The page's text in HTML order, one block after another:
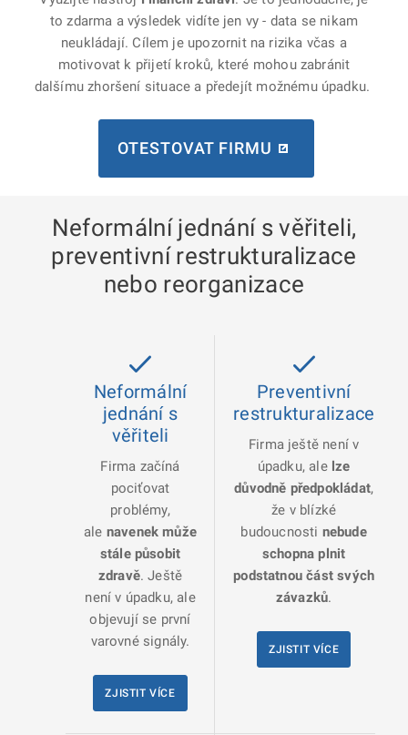
to zdarma a výsledek vidíte jen vy - data se nikam
neukládají. Cílem je upozornit na rizika včas a
motivovat k přijetí kroků, které mohou zabránit
dalšímu zhoršení situace a předejít možnému úpadku.
OTESTOVAT FIRMU
Neformální jednání s věřiteli,
preventivní restrukturalizace
nebo reorganizace
Neformální
jednání s
věřiteli
Firma začíná
pociťovat
problémy,
ale navenek může
stále působit
zdravě. Ještě
není v úpadku, ale
objevují se první
varovné signály.
ZJISTIT VÍCE
Preventivní
restrukturalizace
Firma ještě není v
úpadku, ale lze
důvodně předpokládat,
že v blízké
budoucnosti nebude
schopna plnit
podstatnou část svých
závazků.
ZJISTIT VÍCE